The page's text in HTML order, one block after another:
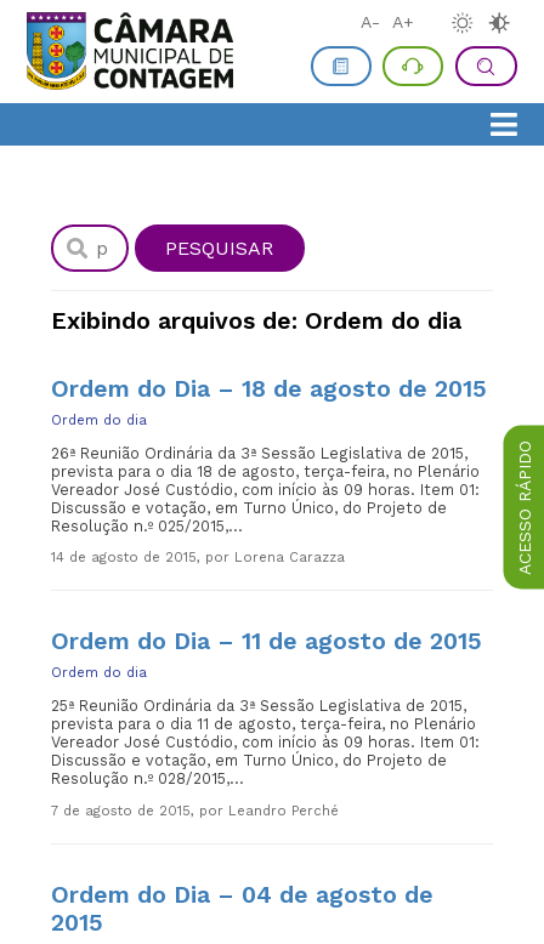
ACESSO RÁPIDO
A- A+
Exibindo arquivos de: Ordem do dia
Ordem do Dia – 18 de agosto de 2015
Ordem do dia
26ª Reunião Ordinária da 3ª Sessão Legislativa de 2015,
prevista para o dia 18 de agosto, terça-feira, no Plenário
Vereador José Custódio, com início às 09 horas. Item 01:
Discussão e votação, em Turno Único, do Projeto de
Resolução n.º 025/2015,...
14 de agosto de 2015, por Lorena Carazza
Ordem do Dia – 11 de agosto de 2015
Ordem do dia
25ª Reunião Ordinária da 3ª Sessão Legislativa de 2015,
prevista para o dia 11 de agosto, terça-feira, no Plenário
Vereador José Custódio, com início às 09 horas. Item 01:
Discussão e votação, em Turno Único, do Projeto de
Resolução n.º 028/2015,...
7 de agosto de 2015, por Leandro Perché
Ordem do Dia – 04 de agosto de
2015